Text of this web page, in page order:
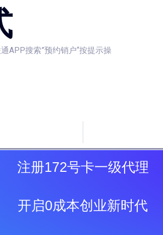
APP搜索”预约销户“按提示操
注册172号卡一级代理
开启0成本创业新时代